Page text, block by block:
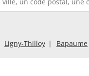
Ligny-Thilloy Bapaume